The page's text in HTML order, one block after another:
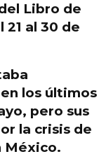
Libro de
21 al 30 de
los últimos
, pero sus
la crisis de
México.